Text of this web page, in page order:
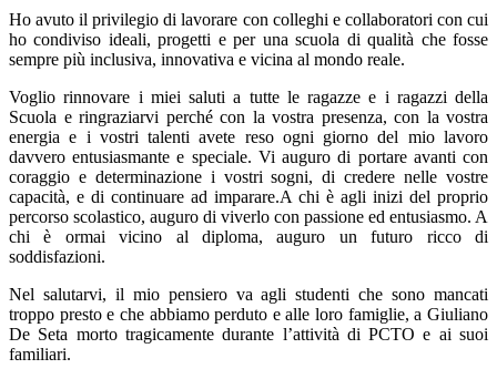
Ho avuto il privilegio di lavorare con colleghi e collaboratori con cui
ho condiviso ideali, progetti e per una scuola di qualità che fosse
sempre più inclusiva, innovativa e vicina al mondo reale.
Voglio rinnovare i miei saluti a tutte le ragazze e i ragazzi della
Scuola e ringraziarvi perché con la vostra presenza, con la vostra
energia e i vostri talenti avete reso ogni giorno del mio lavoro
davvero entusiasmante e speciale. Vi auguro di portare avanti con
coraggio e determinazione i vostri sogni, di credere nelle vostre
capacità, e di continuare ad imparare.A chi è agli inizi del proprio
percorso scolastico, auguro di viverlo con passione ed entusiasmo. A
chi è ormai vicino al diploma, auguro un futuro ricco di
soddisfazioni.
Nel salutarvi, il mio pensiero va agli studenti che sono mancati
troppo presto e che abbiamo perduto e alle loro famiglie, a Giuliano
De Seta morto tragicamente durante l’attività di PCTO e ai suoi
familiari.